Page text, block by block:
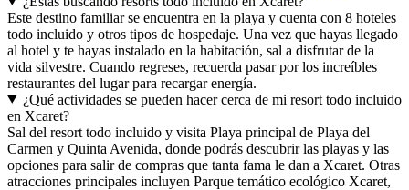
Este destino familiar se encuentra en la playa y cuenta con 8 hoteles
todo incluido y otros tipos de hospedaje. Una vez que hayas llegado
al hotel y te hayas instalado en la habitación, sal a disfrutar de la
vida silvestre. Cuando regreses, recuerda pasar por los increíbles
restaurantes del lugar para recargar energía.
¿Qué actividades se pueden hacer cerca de mi resort todo incluido
en Xcaret?
Sal del resort todo incluido y visita Playa principal de Playa del
Carmen y Quinta Avenida, donde podrás descubrir las playas y las
opciones para salir de compras que tanta fama le dan a Xcaret. Otras
atracciones principales incluyen Parque temático ecológico Xcaret,